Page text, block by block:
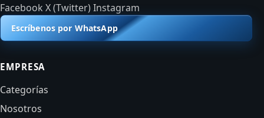
FacebookX (Twitter)Instagram
Escríbenos por WhatsApp
EMPRESA
Categorías
Nosotros